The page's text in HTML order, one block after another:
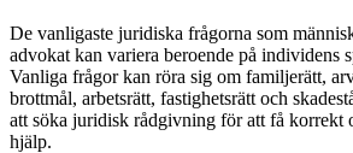
De vanligaste juridiska frågorna som
advokat kan variera beroende på individens
Vanliga frågor kan röra sig om familjerätt,
brottmål, arbetsrätt, fastighetsrätt och
att söka juridisk rådgivning för att få korrekt
hjälp.